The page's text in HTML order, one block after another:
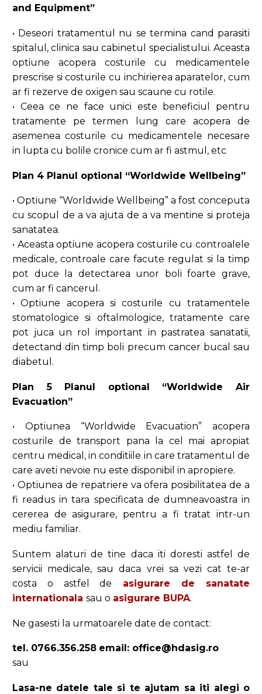
and Equipment”
• Deseori tratamentul nu se termina cand parasiti
spitalul, clinica sau cabinetul specialistului. Aceasta
optiune acopera costurile cu medicamentele
prescrise si costurile cu inchirierea aparatelor, cum
ar fi rezerve de oxigen sau scaune cu rotile.
• Ceea ce ne face unici este beneficiul pentru
tratamente pe termen lung care acopera de
asemenea costurile cu medicamentele necesare
in lupta cu bolile cronice cum ar fi astmul, etc
Plan 4 Planul optional “Worldwide Wellbeing”
• Optiune “Worldwide Wellbeing” a fost conceputa
cu scopul de a va ajuta de a va mentine si proteja
sanatatea.
• Aceasta optiune acopera costurile cu controalele
medicale, controale care facute regulat si la timp
pot duce la detectarea unor boli foarte grave,
cum ar fi cancerul.
• Optiune acopera si costurile cu tratamentele
stomatologice si oftalmologice, tratamente care
pot juca un rol important in pastratea sanatatii,
detectand din timp boli precum cancer bucal sau
diabetul.
Plan 5 Planul optional “Worldwide Air
Evacuation”
• Optiunea “Worldwide Evacuation” acopera
costurile de transport pana la cel mai apropiat
centru medical, in conditiile in care tratamentul de
care aveti nevoie nu este disponibil in apropiere.
• Optiunea de repatriere va ofera posibilitatea de a
fi readus in tara specificata de dumneavoastra in
cererea de asigurare, pentru a fi tratat intr-un
mediu familiar.
Suntem alaturi de tine daca iti doresti astfel de
servicii medicale, sau daca vrei sa vezi cat te-ar
costa o astfel de
asigurare de sanatate
internationala sau o asigurare BUPA.
Ne gasesti la urmatoarele date de contact:
tel. 0766.356.258 email: office@hdasig.ro
sau
Lasa-ne datele tale si te ajutam sa iti alegi o